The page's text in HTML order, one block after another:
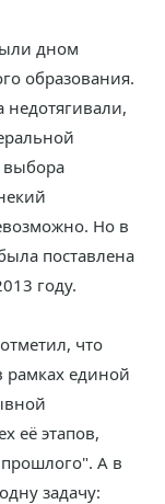
дном
образования.
недотягивали,
выбора
Но в
поставлена
году.
что
единой
её этапов,
А в
задачу: